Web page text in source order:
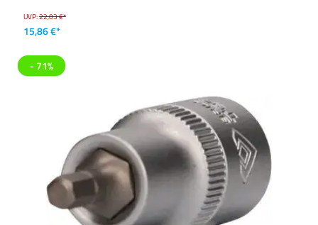
UVP:22,03 €*
15,86 €*
- 71%